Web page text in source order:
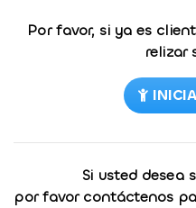
Por favor, si ya es
relizar
Si usted desea
por favor contáctenos